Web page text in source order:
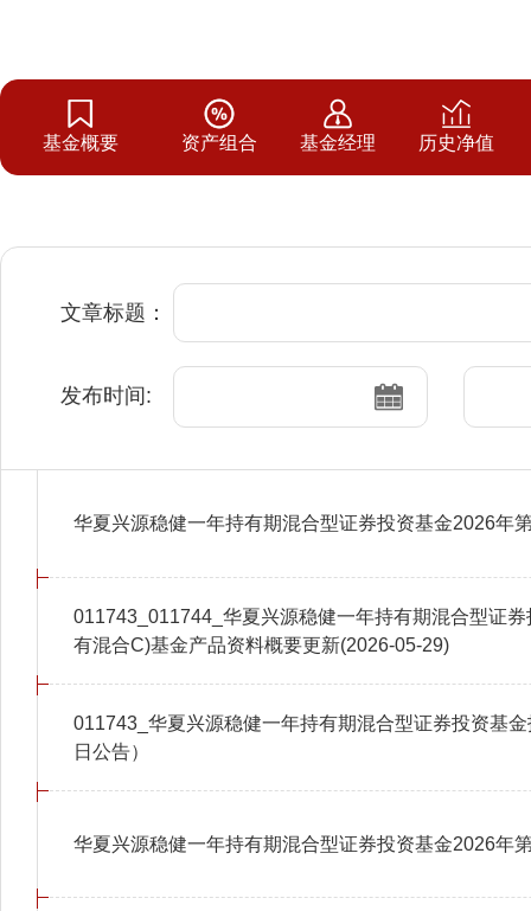
基金概要 资产组合 基金经理 历史净值